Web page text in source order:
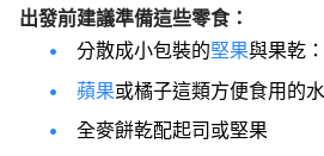
出發前建議準備這些零食：
分散成小包裝的堅果與果乾
蘋果或橘子這類方便食用的
全麥餅乾配起司或堅果